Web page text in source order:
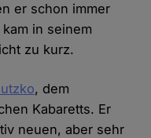
er schon immer
in seinem
zu kurz.
, dem
Kabaretts. Er
neuen, aber sehr